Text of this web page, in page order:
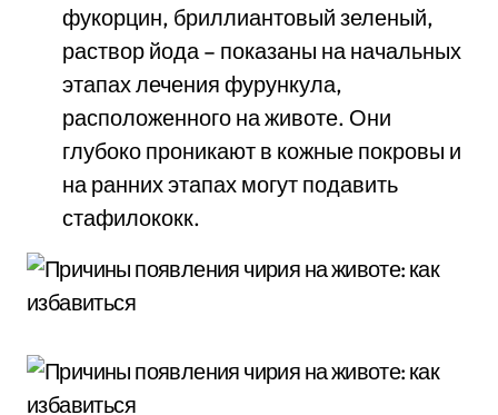
фукорцин, бриллиантовый зеленый,
раствор йода – показаны на начальных
этапах лечения фурункула,
расположенного на животе. Они
глубоко проникают в кожные покровы и
на ранних этапах могут подавить
стафилококк.